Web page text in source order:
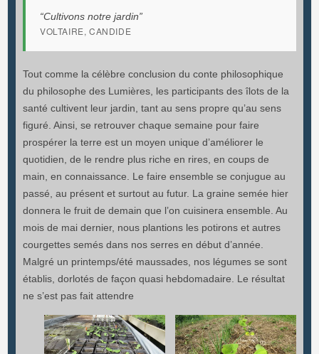
“Cultivons notre jardin”
VOLTAIRE, CANDIDE
Tout comme la célèbre conclusion du conte philosophique
du philosophe des Lumières, les participants des îlots de la
santé cultivent leur jardin, tant au sens propre qu’au sens
figuré. Ainsi, se retrouver chaque semaine pour faire
prospérer la terre est un moyen unique d’améliorer le
quotidien, de le rendre plus riche en rires, en coups de
main, en connaissance. Le faire ensemble se conjugue au
passé, au présent et surtout au futur. La graine semée hier
donnera le fruit de demain que l’on cuisinera ensemble. Au
mois de mai dernier, nous plantions les potirons et autres
courgettes semés dans nos serres en début d’année.
Malgré un printemps/été maussades, nos légumes se sont
établis, dorlotés de façon quasi hebdomadaire. Le résultat
ne s’est pas fait attendre